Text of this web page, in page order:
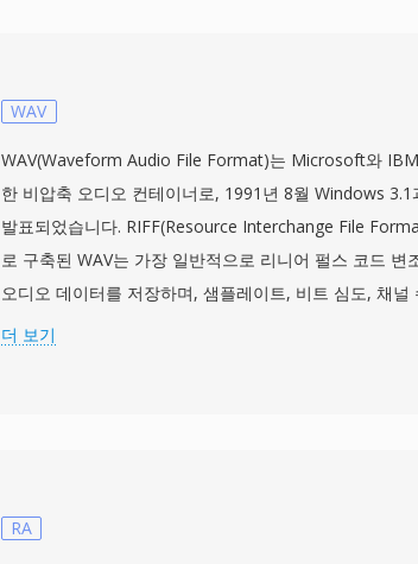
WAV
WAV(Waveform Audio File Format)는 Microsoft와
한 비압축 오디오 컨테이너로, 1991년 8월 Windows 3.1
발표되었습니다. RIFF(Resource Interchange File
로 구축된 WAV는 가장 일반적으로 리니어 펄스 코드 변
오디오 데이터를 저장하며, 샘플레이트, 비트 심도, 채널
는 메타데이터도 함께 담습니다. 이 직관적인 구조 덕분에
실 충실도입니다: 표준 WAV는 압축을 적용하지 않으므로
더 보기
RA